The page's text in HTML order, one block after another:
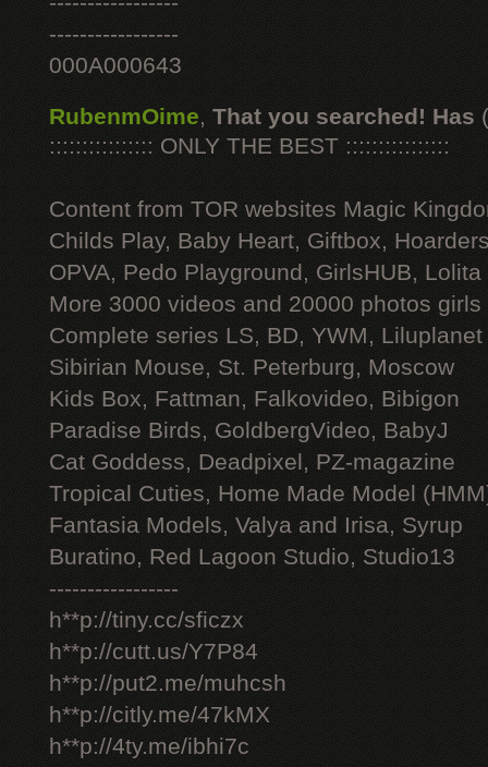
-----------------
000A000643
RubenmOime, That you searched! Has
:::::::::::::::: ONLY THE BEST ::::::::::::::::
Content from TOR websites Magic
Childs Play, Baby Heart, Giftbox,
OPVA, Pedo Playground, GirlsHUB, Lolita
More 3000 videos and 20000 photos
Complete series LS, BD, YWM, Liluplanet
Sibirian Mouse, St. Peterburg, Moscow
Kids Box, Fattman, Falkovideo, Bibigon
Paradise Birds, GoldbergVideo, BabyJ
Cat Goddess, Deadpixel, PZ-magazine
Tropical Cuties, Home Made Model
Fantasia Models, Valya and Irisa, Syrup
Buratino, Red Lagoon Studio, Studio13
-----------------
h**p://tiny.cc/sficzx
h**p://cutt.us/Y7P84
h**p://put2.me/muhcsh
h**p://citly.me/47kMX
h**p://4ty.me/ibhi7c